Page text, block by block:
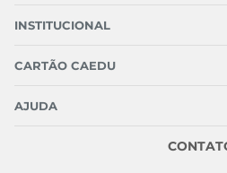
INSTITUCIONAL
CARTÃO CAEDU
AJUDA